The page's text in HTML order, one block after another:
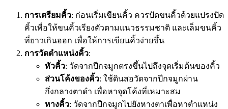
การเตรียมคิ้ว: ก่อนเริ่มเขียนคิ้ว ควรปัดขนคิ้วด้วยแปรงปัด
คิ้วเพื่อให้ขนคิ้วเรียงตัวตามแนวธรรมชาติ และเล็มขนคิ้ว
ที่ยาวเกินออก เพื่อให้การเขียนคิ้วง่ายขึ้น
การวัดตำแหน่งคิ้ว:
หัวคิ้ว: วัดจากปีกจมูกตรงขึ้นไปถึงจุดเริ่มต้นของคิ้ว
ส่วนโค้งของคิ้ว: ใช้ดินสอวัดจากปีกจมูกผ่าน
กึ่งกลางตาดำ เพื่อหาจุดโค้งที่เหมาะสม
หางคิ้ว: วัดจากปีกจมูกไปยังหางตาเพื่อหาตำแหน่ง